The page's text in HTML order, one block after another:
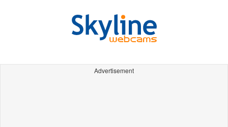
Advertisement